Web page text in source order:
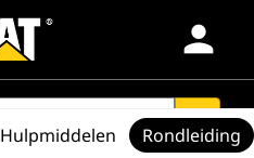
person
search
Hulpmiddelen Rondleiding